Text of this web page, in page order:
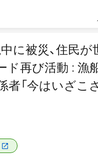
に被災、住民が
ド再び活動 : 漁
者「今はいざこ